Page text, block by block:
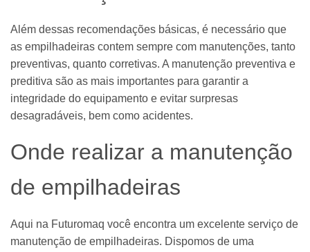
Além dessas recomendações básicas, é necessário que
as empilhadeiras contem sempre com manutenções, tanto
preventivas, quanto corretivas. A manutenção preventiva e
preditiva são as mais importantes para garantir a
integridade do equipamento e evitar surpresas
desagradáveis, bem como acidentes.
Onde realizar a manutenção
de empilhadeiras
Aqui na Futuromaq você encontra um excelente serviço de
manutenção de empilhadeiras. Dispomos de uma